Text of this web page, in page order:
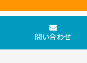
問い合わせ